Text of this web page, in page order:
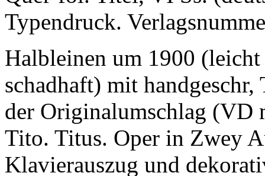
Typendruck.
Halbleinen um 1900
schadhaft) mit
der Originalumschlag (VD
Tito. Titus. Oper in Zwey
Klavierauszug und